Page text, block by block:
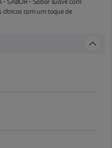
- SABOR - Sabor suave com
cítricas com um toque de